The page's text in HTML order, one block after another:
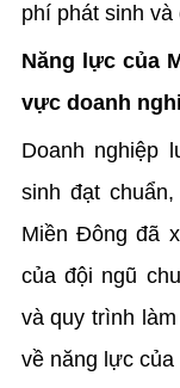
phí phát sinh
Năng lực của
vực doanh
Doanh nghiệp
sinh đạt
Miền Đông đã
của đội ngũ
và quy trình
về năng lực của